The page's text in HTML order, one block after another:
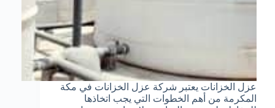
عزل الخزانات يعتبر شركة عزل الخزانات في مكة
المكرمة من أهم الخطوات التي يجب اتخاذها